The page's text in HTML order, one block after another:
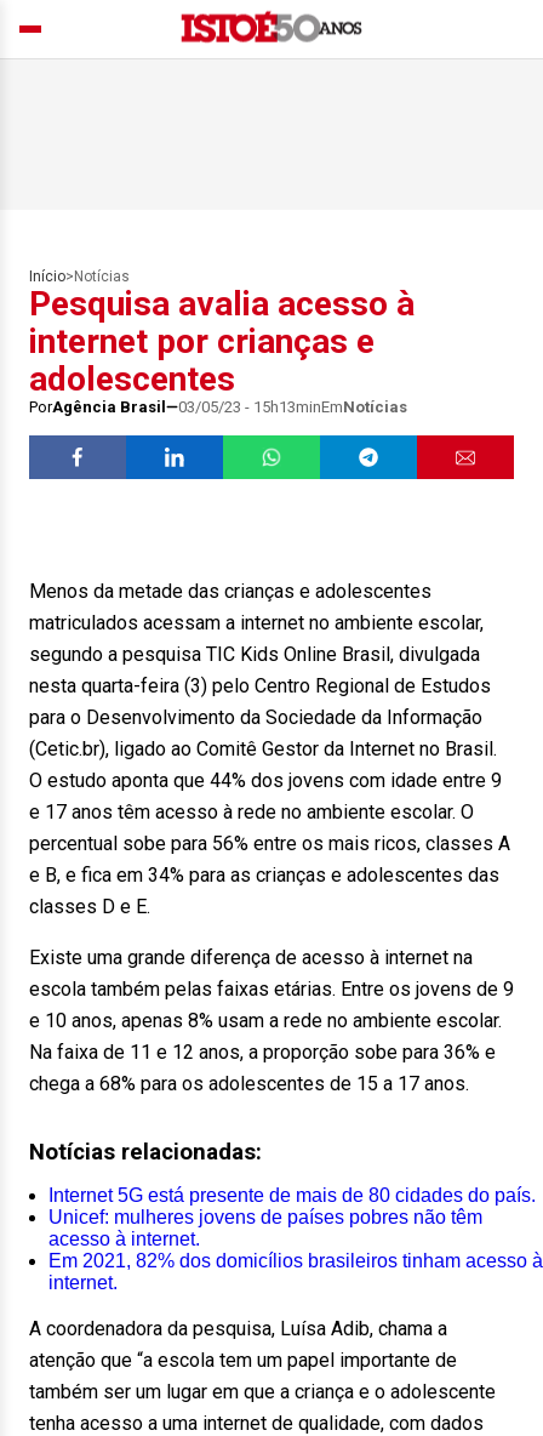
Início> Notícias
Pesquisa avalia acesso à
internet por crianças e
adolescentes
PorAgência Brasil 03/05/23 - 15h13minEmNotícias
Menos da metade das crianças e adolescentes
matriculados acessam a internet no ambiente escolar,
segundo a pesquisa TIC Kids Online Brasil, divulgada
nesta quarta-feira (3) pelo Centro Regional de Estudos
para o Desenvolvimento da Sociedade da Informação
(Cetic.br), ligado ao Comitê Gestor da Internet no Brasil.
O estudo aponta que 44% dos jovens com idade entre 9
e 17 anos têm acesso à rede no ambiente escolar. O
percentual sobe para 56% entre os mais ricos, classes A
e B, e fica em 34% para as crianças e adolescentes das
classes D e E.
Existe uma grande diferença de acesso à internet na
escola também pelas faixas etárias. Entre os jovens de 9
e 10 anos, apenas 8% usam a rede no ambiente escolar.
Na faixa de 11 e 12 anos, a proporção sobe para 36% e
chega a 68% para os adolescentes de 15 a 17 anos.
Notícias relacionadas:
Internet 5G está presente de mais de 80 cidades do país.
Unicef: mulheres jovens de países pobres não têm
acesso à internet.
Em 2021, 82% dos domicílios brasileiros tinham acesso à
internet.
A coordenadora da pesquisa, Luísa Adib, chama a
atenção que “a escola tem um papel importante de
também ser um lugar em que a criança e o adolescente
tenha acesso a uma internet de qualidade, com dados